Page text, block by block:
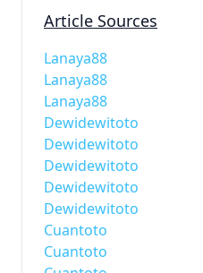
Article Sources
Lanaya88
Lanaya88
Lanaya88
Dewidewitoto
Dewidewitoto
Dewidewitoto
Dewidewitoto
Dewidewitoto
Cuantoto
Cuantoto